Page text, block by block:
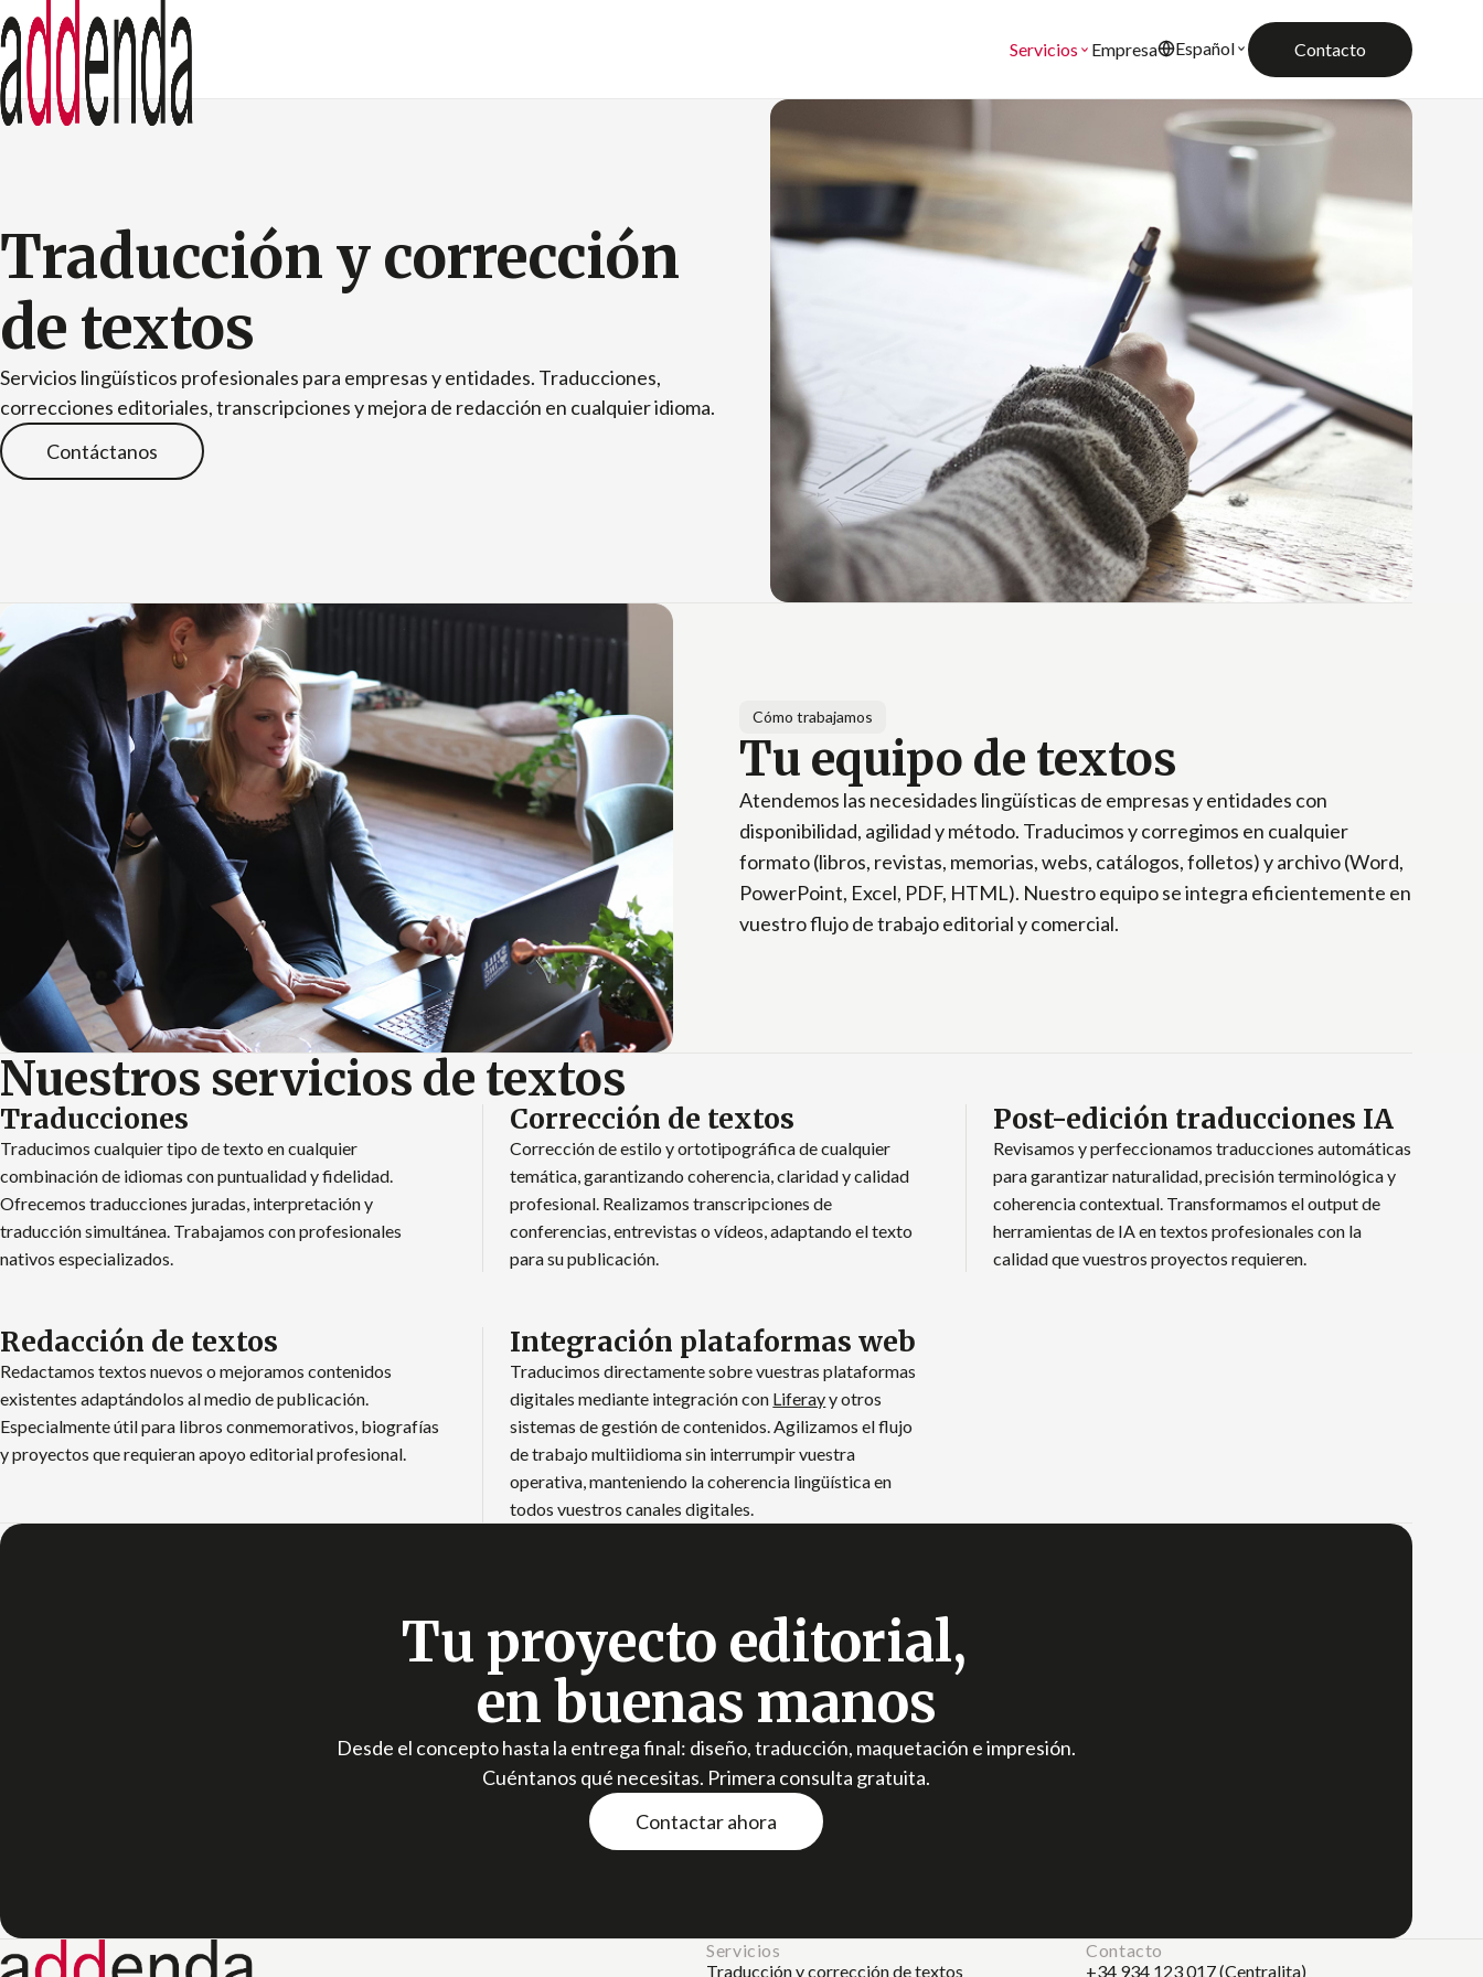
Servicios Empresa Español Contacto
Traducción y corrección
de textos
Servicios lingüísticos profesionales para empresas y entidades. Traducciones,
correcciones editoriales, transcripciones y mejora de redacción en cualquier idioma.
Contáctanos
Cómo trabajamos
Tu equipo de textos
Atendemos las necesidades lingüísticas de empresas y entidades con
disponibilidad, agilidad y método. Traducimos y corregimos en cualquier
formato (libros, revistas, memorias, webs, catálogos, folletos) y archivo (Word,
PowerPoint, Excel, PDF, HTML). Nuestro equipo se integra eficientemente en
vuestro flujo de trabajo editorial y comercial.
Nuestros servicios de textos
Traducciones
Traducimos cualquier tipo de texto en cualquier
combinación de idiomas con puntualidad y fidelidad.
Ofrecemos traducciones juradas, interpretación y
traducción simultánea. Trabajamos con profesionales
nativos especializados.
Corrección de textos
Corrección de estilo y ortotipográfica de cualquier
temática, garantizando coherencia, claridad y calidad
profesional. Realizamos transcripciones de
conferencias, entrevistas o vídeos, adaptando el texto
para su publicación.
Post-edición traducciones IA
Revisamos y perfeccionamos traducciones automáticas
para garantizar naturalidad, precisión terminológica y
coherencia contextual. Transformamos el output de
herramientas de IA en textos profesionales con la
calidad que vuestros proyectos requieren.
Redacción de textos
Redactamos textos nuevos o mejoramos contenidos
existentes adaptándolos al medio de publicación.
Especialmente útil para libros conmemorativos, biografías
y proyectos que requieran apoyo editorial profesional.
Integración plataformas web
Traducimos directamente sobre vuestras plataformas
digitales mediante integración con Liferayy otros
sistemas de gestión de contenidos. Agilizamos el flujo
de trabajo multiidioma sin interrumpir vuestra
operativa, manteniendo la coherencia lingüística en
todos vuestros canales digitales.
Tu proyecto editorial,
en buenas manos
Desde el concepto hasta la entrega final: diseño, traducción, maquetación e impresión.
Cuéntanos qué necesitas. Primera consulta gratuita.
Contactar ahora
Servicios
Traducción y corrección de textos
Contacto
+34 934 123 017 (Centralita)